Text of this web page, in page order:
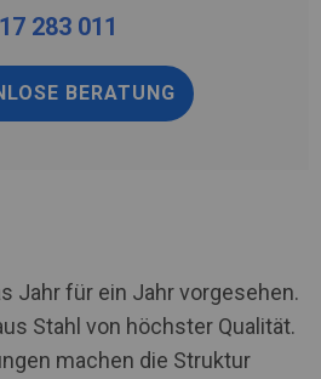
283 011
BERATUNG
Jahr für ein Jahr vorgesehen.
Stahl von höchster Qualität.
machen die Struktur